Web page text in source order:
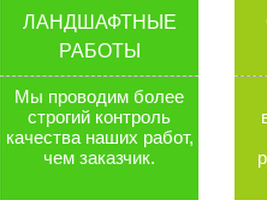
ЛАНДШАФТНЫЕ
РАБОТЫ
Мы проводим более
строгий контроль
качества наших работ,
чем заказчик.